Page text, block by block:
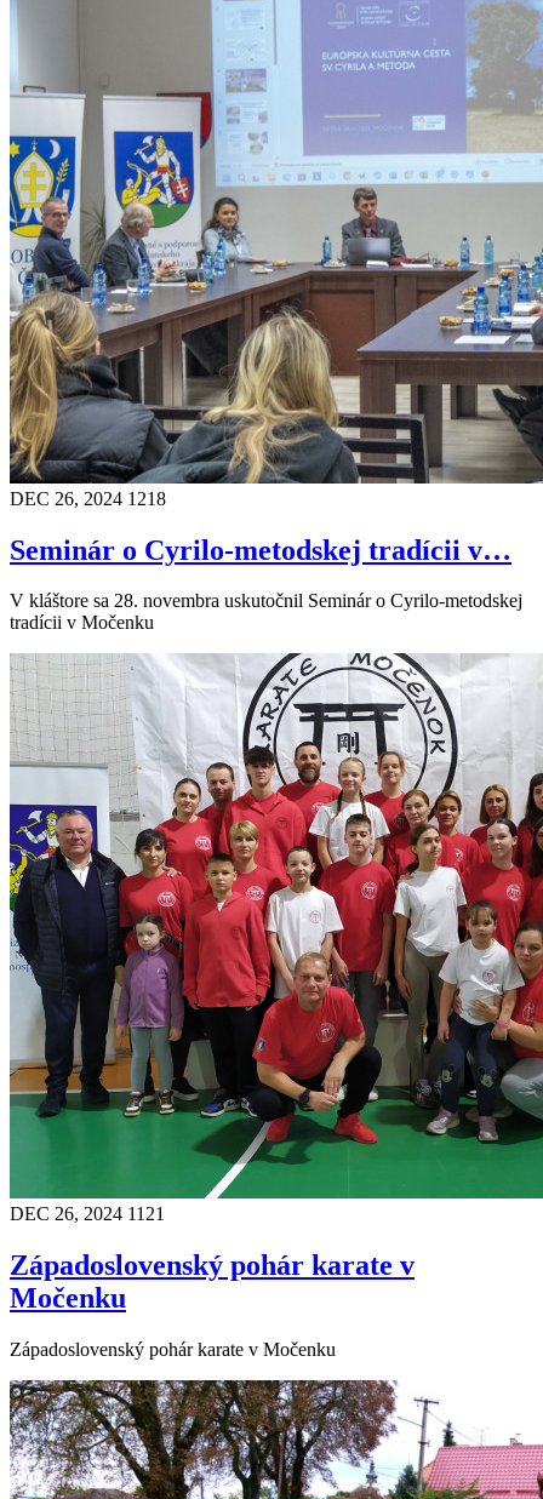
DEC 26, 2024 1218
Seminár o Cyrilo-metodskej tradícii v…
V kláštore sa 28. novembra uskutočnil Seminár o Cyrilo-metodskej
tradícii v Močenku
DEC 26, 2024 1121
Západoslovenský pohár karate v
Močenku
Západoslovenský pohár karate v Močenku